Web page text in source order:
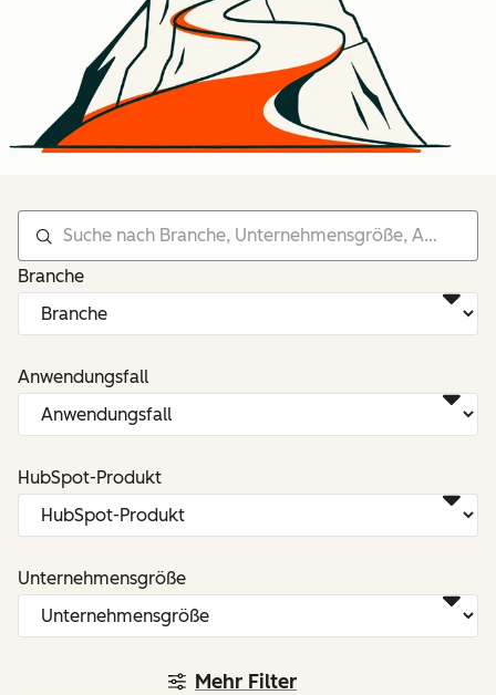
Mehr Filter
Branche
Anwendungsfall
HubSpot-Produkt
Unternehmensgröße